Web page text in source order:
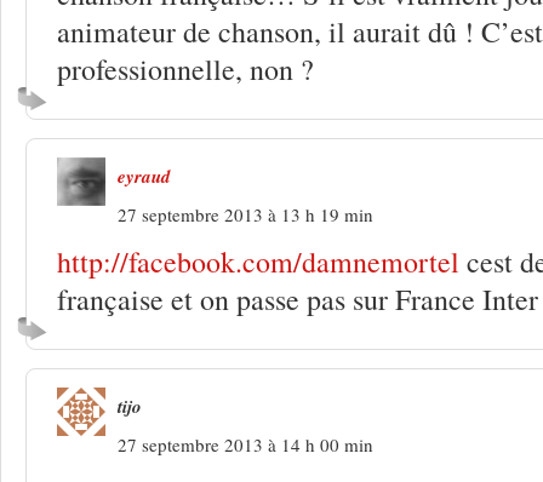
animateur de chanson, il aurait dû !
professionnelle, non ?
eyraud
27 septembre 2013 à 13 h 19 min
http://facebook.com/damnemortel cest
française et on passe pas sur France Inter
tijo
27 septembre 2013 à 14 h 00 min